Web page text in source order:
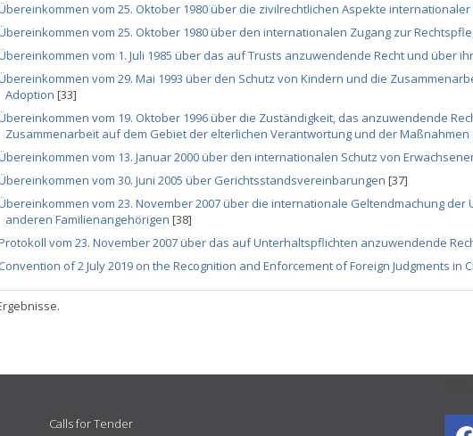
vom 25. Oktober 1980 über die zivilrechtlichen Aspekte
vom 25. Oktober 1980 über den internationalen Zugang zur
vom 1. Juli 1985 über das auf Trusts anzuwendende Recht und über
vom 29. Mai 1993 über den Schutz von Kindern und die
Adoption [33]
vom 19. Oktober 1996 über die Zuständigkeit, das anzuwendende
Zusammenarbeit auf dem Gebiet der elterlichen Verantwortung und der Maßnahmen
vom 13. Januar 2000 über den internationalen Schutz von
vom 30. Juni 2005 über Gerichtsstandsvereinbarungen [37]
vom 23. November 2007 über die internationale Geltendmachung
anderen Familienangehörigen [38]
vom 23. November 2007 über das auf Unterhaltspflichten anzuwendende
Convention of 2 July 2019 on the Recognition and Enforcement of Foreign Judgments in
Calls for Tender